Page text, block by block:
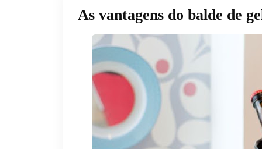
As vantagens do balde de